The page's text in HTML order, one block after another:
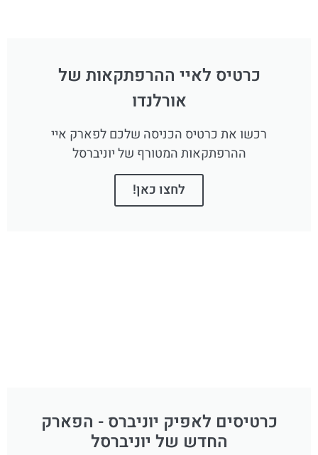
כרטיס לאיי ההרפתקאות של
אורלנדו
רכשו את כרטיס הכניסה שלכם לפארק איי
ההרפתקאות המטורף של יוניברסל
לחצו כאן!
כרטיסים לאפיק יוניברס - הפארק
החדש של יוניברסל